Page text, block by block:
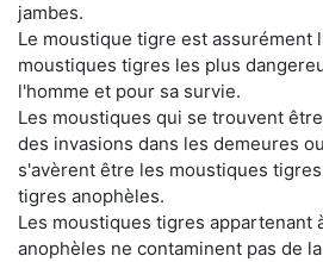
jambes.
Le moustique tigre est assurément
moustiques tigres les plus
l'homme et pour sa survie.
Les moustiques qui se trouvent
des invasions dans les demeures
s'avèrent être les moustiques
tigres anophèles.
Les moustiques tigres appartenant
anophèles ne contaminent pas de